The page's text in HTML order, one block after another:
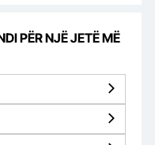
PËR NJË JETË MË